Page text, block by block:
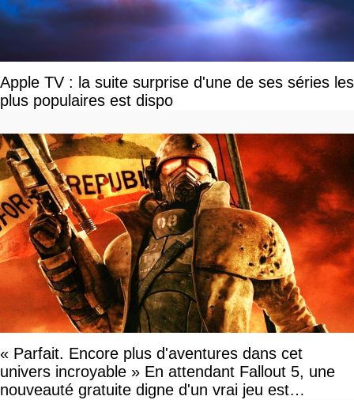
Apple TV : la suite surprise d'une de ses séries les
plus populaires est dispo
« Parfait. Encore plus d'aventures dans cet
univers incroyable » En attendant Fallout 5, une
nouveauté gratuite digne d'un vrai jeu est